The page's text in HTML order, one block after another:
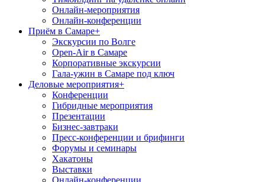
Онлайн-мероприятия
Онлайн-конференции
Приём в Самаре+
Экскурсии по Волге
Open-Air в Самаре
Корпоративные экскурсии
Гала-ужин в Самаре под ключ
Деловые мероприятия+
Конференции
Гибридные мероприятия
Презентации
Бизнес-завтраки
Пресс-конференции и брифинги
Форумы и семинары
Хакатоны
Выставки
Онлайн-конференции